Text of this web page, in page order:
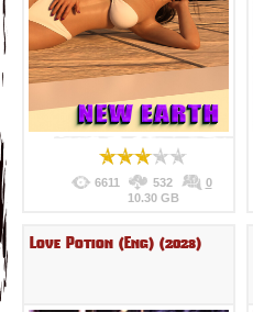
6611 532
0
10.30 GB
Love Potion (Eng) (2023)